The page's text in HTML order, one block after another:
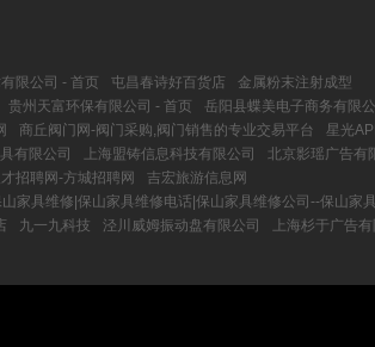
限公司 - 首页 屯昌春诗好百货店
金属粉末注射成型
贵州天富环保有限公司 - 首页
岳阳县蝶美电子商务有限
商丘阀门网-阀门采购,阀门销售的专业交易平台
星光
有限公司 上海盟铸信息科技有限公司
北京影瑶广告有
招聘网-方城招聘网
吉宏旅游信息网
家具维修|保山家具维修电话|保山家具维修公司--保山家
九一九科技 泾川威姆振动盘有限公司
上海杉于广告